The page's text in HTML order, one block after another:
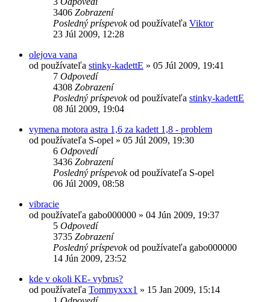
3406 Zobrazení
Posledný príspevokod používateľa Viktor
23 Júl 2009, 12:28
olejova vana
od používateľa stinky-kadettE » 05 Júl 2009, 19:41
7 Odpovedí
4308 Zobrazení
Posledný príspevokod používateľa stinky-kadettE
08 Júl 2009, 19:04
vymena motora astra 1,6 za kadett 1,8 - problem
od používateľa S-opel » 05 Júl 2009, 19:30
6 Odpovedí
3436 Zobrazení
Posledný príspevokod používateľa S-opel
06 Júl 2009, 08:58
vibracie
od používateľa gabo000000 » 04 Jún 2009, 19:37
5 Odpovedí
3735 Zobrazení
Posledný príspevokod používateľa gabo000000
14 Jún 2009, 23:52
kde v okoli KE- vybrus?
od používateľa Tommyxxx1 » 15 Jan 2009, 15:14